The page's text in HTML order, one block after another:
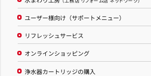
ユーザー様向け（サポートメニュー）
リフレッシュサービス
オンラインショッピング
浄水器カートリッジの購入